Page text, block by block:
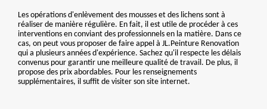
Les opérations d'enlèvement des mousses et des lichens sont à
réaliser de manière régulière. En fait, il est utile de procéder à ces
interventions en conviant des professionnels en la matière. Dans ce
cas, on peut vous proposer de faire appel à JL.Peinture Renovation
qui a plusieurs années d'expérience. Sachez qu'il respecte les délais
convenus pour garantir une meilleure qualité de travail. De plus, il
propose des prix abordables. Pour les renseignements
supplémentaires, il suffit de visiter son site internet.